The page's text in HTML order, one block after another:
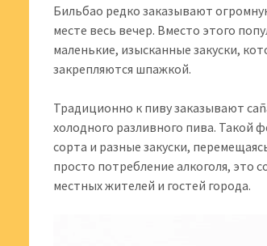
Бильбао редко заказывают
месте весь вечер. Вместо этого
маленькие, изысканные закуски,
закрепляются шпажкой.
Традиционно к пиву заказывают
холодного разливного пива. Такой
сорта и разные закуски,
просто потребление алкоголя,
местных жителей и гостей города.